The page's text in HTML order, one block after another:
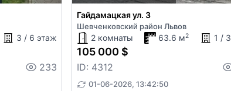
3 / 6 этаж
233
Гайдамацкая ул. 3
Шевченковский район Львов
2 комнаты 63.6 м2 1 /
105 000 $
ID: 4312
01-06-2026, 13:42:50